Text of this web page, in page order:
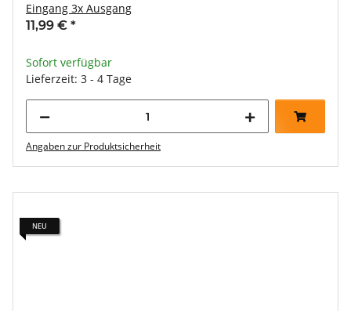
Eingang 3x Ausgang
11,99 € *
Sofort verfügbar
Lieferzeit: 3 - 4 Tage
Angaben zur Produktsicherheit
NEU